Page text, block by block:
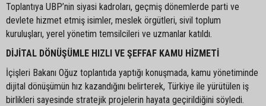
Toplantıya UBP’nin siyasi kadroları, geçmiş dönemlerde parti ve
devlete hizmet etmiş isimler, meslek örgütleri, sivil toplum
kuruluşları, yerel yönetim temsilcileri ve uzmanlar katıldı.
DİJİTAL DÖNÜŞÜMLE HIZLI VE ŞEFFAF KAMU HİZMETİ
İçişleri Bakanı Oğuz toplantıda yaptığı konuşmada, kamu yönetiminde
dijital dönüşümün hız kazandığını belirterek, Türkiye ile yürütülen iş
birlikleri sayesinde stratejik projelerin hayata geçirildiğini söyledi.